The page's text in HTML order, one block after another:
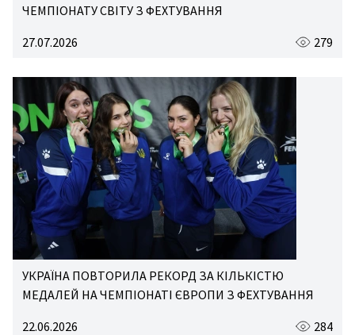
ЧЕМПІОНАТУ СВІТУ З ФЕХТУВАННЯ
27.07.2026
279
УКРАЇНА ПОВТОРИЛА РЕКОРД ЗА КІЛЬКІСТЮ
МЕДАЛЕЙ НА ЧЕМПІОНАТІ ЄВРОПИ З ФЕХТУВАННЯ
22.06.2026
284